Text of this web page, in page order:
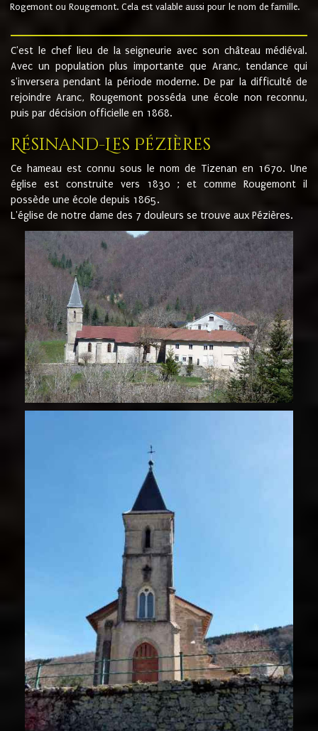
Rogemont ou Rougemont. Cela est valable aussi pour le nom de famille.
C'est le chef lieu de la seigneurie avec son château médiéval.
Avec un population plus importante que Aranc, tendance qui
s'inversera pendant la période moderne. De par la difficulté de
rejoindre Aranc, Rougemont posséda une école non reconnu,
puis par décision officielle en 1868.
Résinand-Les Pézières
Ce hameau est connu sous le nom de Tizenan en 1670. Une
église est construite vers 1830 ; et comme Rougemont il
possède une école depuis 1865.
L'église de notre dame des 7 douleurs se trouve aux Pézières.